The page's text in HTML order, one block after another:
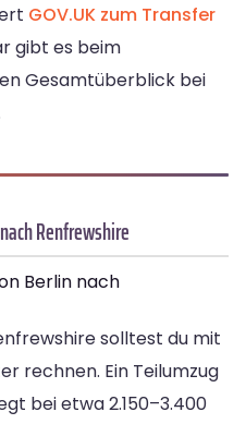
GOV.UK zum Transfer
gibt es beim
Gesamtüberblick bei
Renfrewshire
Berlin nach
solltest du mit
rechnen. Ein Teilumzug
bei etwa 2.150–3.400